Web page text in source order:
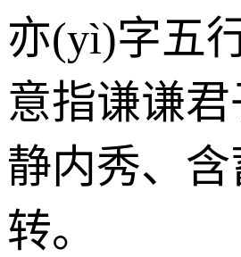
亦(yì)字五
意指谦谦
静内秀、含
转。